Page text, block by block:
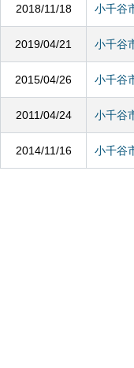
2018/11/18 小千谷
2019/04/21 小千谷
2015/04/26 小千谷
2011/04/24 小千谷
2014/11/16 小千谷